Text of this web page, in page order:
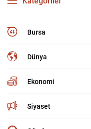
Bursa
Dünya
Ekonomi
Siyaset